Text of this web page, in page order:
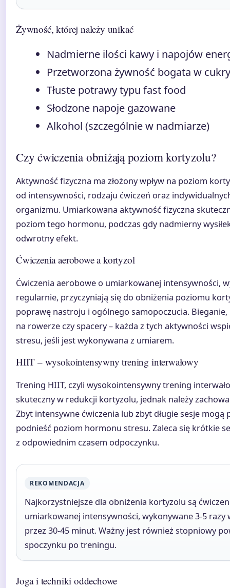
Żywność, której należy unikać
Nadmierne ilości kawy i napojów
Przetworzona żywność bogata w
Tłuste potrawy typu fast food
Słodzone napoje gazowane
Alkohol (szczególnie w nadmiarze)
Czy ćwiczenia obniżają poziom kortyzolu?
Aktywność fizyczna ma złożony wpływ na poziom
od intensywności, rodzaju ćwiczeń oraz
organizmu. Umiarkowana aktywność fizyczna
poziom tego hormonu, podczas gdy nadmierny
odwrotny efekt.
Ćwiczenia aerobowe a kortyzol
Ćwiczenia aerobowe o umiarkowanej intensywności,
regularnie, przyczyniają się do obniżenia poziomu
poprawę nastroju i ogólnego samopoczucia. Bieganie,
na rowerze czy spacery – każda z tych aktywności
stresu, jeśli jest wykonywana z umiarem.
HIIT – wysokointensywny trening interwałowy
Trening HIIT, czyli wysokointensywny trening
skuteczny w redukcji kortyzolu, jednak należy
Zbyt intensywne ćwiczenia lub zbyt długie sesje mogą
podnieść poziom hormonu stresu. Zaleca się krótkie
z odpowiednim czasem odpoczynku.
REKOMENDACJA
Najkorzystniejsze dla obniżenia kortyzolu są
umiarkowanej intensywności, wykonywane 3-5 razy
przez 30-45 minut. Ważny jest również stopniowy
spoczynku po treningu.
Joga i techniki oddechowe